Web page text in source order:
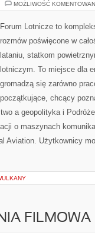
MOŻLIWOŚĆ
Forum Lotnicze to
rozmów poświęcone w
lataniu, statkom
lotniczym. To miejsce dla
gromadzą się zarówno
początkujące, chcący
a geopolityka i
o maszynach
Aviation. Użytkownicy
FILMOWA